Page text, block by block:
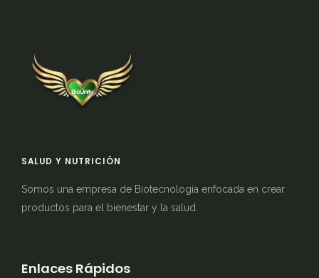
Enlaces Rápidos
SALUD Y NUTRICIÓN
Somos una empresa de Biotecnología enfocada en crear
productos para el bienestar y la salud.